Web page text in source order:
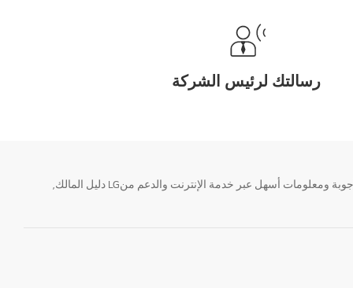
رسالتك لرئيس الشركة
تحتاج معلومة؟ او لديك سؤال ؟ يمكننا المساعدة. سواء كنت فى حاجة الى حجز منتجك او التواصل مع احد ممثلى دعم LG أو الحصول على خدمة صيانة. إيجاد أجوبة ومعلومات أسهل عبر خدمة الإنترنت والدعم منLG دليل المالك,